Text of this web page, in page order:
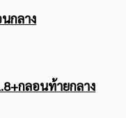
กลาง
กลอนท้ายกลาง